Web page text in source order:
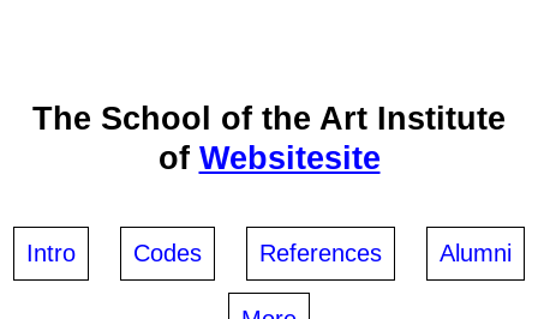
The School of the Art Institute
of Websitesite
Intro Codes References Alumni